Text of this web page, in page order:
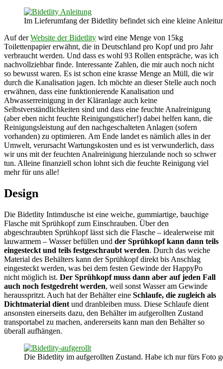
Im Lieferumfang der Bidetlity befindet sich eine kleine
Auf derWebsite der Bidetlity wird eine Menge von 15kg
Toilettenpapier erwähnt, die in Deutschland pro Kopf und pro Jahr
verbraucht werden. Und dass es wohl 93 Rollen entspräche, was ich
nachvollziehbar finde. Interessante Zahlen, die mir auch noch nicht
so bewusst waren. Es ist schon eine krasse Menge an Müll, die wir
durch die Kanalisation jagen. Ich möchte an dieser Stelle auch noch
erwähnen, dass eine funktionierende Kanalisation und
Abwasserreinigung in der Kläranlage auch keine
Selbstverständlichkeiten sind und dass eine feuchte Analreinigung
(aber eben nicht feuchte Reinigungstücher!) dabei helfen kann, die
Reinigungsleistung auf den nachgeschalteten Anlagen (sofern
vorhanden) zu optimieren. Am Ende landet es nämlich alles in der
Umwelt, verursacht Wartungskosten und es ist verwunderlich, dass
wir uns mit der feuchten Analreinigung hierzulande noch so schwer
tun. Alleine finanziell schon lohnt sich die feuchte Reinigung viel
mehr für uns alle!
Design
Die Bidetlity Intimdusche ist eine weiche, gummiartige, bauchige
Flasche mit Sprühkopf zum Einschrauben. Über den
abgeschraubten Sprühkopf lässt sich die Flasche – idealerweise mit
lauwarmem – Wasser befüllen und der Sprühkopf kann dann teils
eingesteckt und teils festgeschraubt werden. Durch das weiche
Material des Behälters kann der Sprühkopf direkt bis Anschlag
eingesteckt werden, was bei dem festen Gewinde der HappyPo
nicht möglich ist. Der Sprühkopf muss dann aber auf jeden Fall
auch noch festgedreht werden, weil sonst Wasser am Gewinde
herausspritzt. Auch hat der Behälter eine Schlaufe, die zugleich als
Dichtmaterial dient und dranbleiben muss. Diese Schlaufe dient
ansonsten einerseits dazu, den Behälter im aufgerollten Zustand
transportabel zu machen, andererseits kann man den Behälter so
überall aufhängen.
Die Bidetlity im aufgerollten Zustand. Habe ich nur fürs Foto